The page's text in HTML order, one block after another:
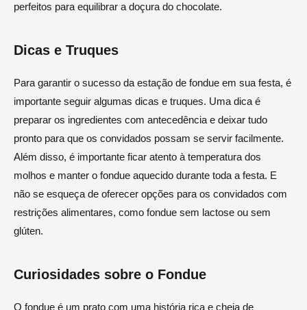
perfeitos para equilibrar a doçura do chocolate.
Dicas e Truques
Para garantir o sucesso da estação de fondue em sua festa, é
importante seguir algumas dicas e truques. Uma dica é
preparar os ingredientes com antecedência e deixar tudo
pronto para que os convidados possam se servir facilmente.
Além disso, é importante ficar atento à temperatura dos
molhos e manter o fondue aquecido durante toda a festa. E
não se esqueça de oferecer opções para os convidados com
restrições alimentares, como fondue sem lactose ou sem
glúten.
Curiosidades sobre o Fondue
O fondue é um prato com uma história rica e cheia de